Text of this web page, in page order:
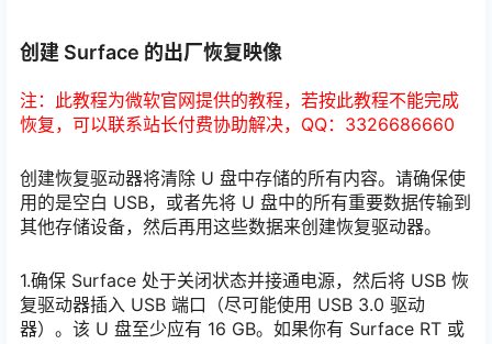
创建 Surface 的出厂恢复映像
注：此教程为微软官网提供的教程，若按此教程不能完成
恢复，可以联系站长付费协助解决，QQ：3326686660
创建恢复驱动器将清除 U 盘中存储的所有内容。请确保使
用的是空白 USB，或者先将 U 盘中的所有重要数据传输到
其他存储设备，然后再用这些数据来创建恢复驱动器。
1.确保 Surface 处于关闭状态并接通电源，然后将 USB 恢
复驱动器插入 USB 端口（尽可能使用 USB 3.0 驱动
器）。该 U 盘至少应有 16 GB。如果你有 Surface RT 或